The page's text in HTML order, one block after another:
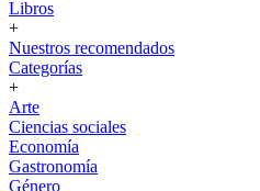
Libros
+
Nuestros recomendados
Categorías
+
Arte
Ciencias sociales
Economía
Gastronomía
Género